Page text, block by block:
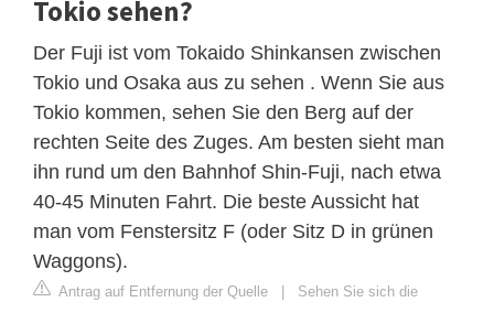
Tokio sehen?
Der Fuji ist vom Tokaido Shinkansen zwischen
Tokio und Osaka aus zu sehen . Wenn Sie aus
Tokio kommen, sehen Sie den Berg auf der
rechten Seite des Zuges. Am besten sieht man
ihn rund um den Bahnhof Shin-Fuji, nach etwa
40-45 Minuten Fahrt. Die beste Aussicht hat
man vom Fenstersitz F (oder Sitz D in grünen
Waggons).
Antrag auf Entfernung der Quelle | Sehen Sie sich die